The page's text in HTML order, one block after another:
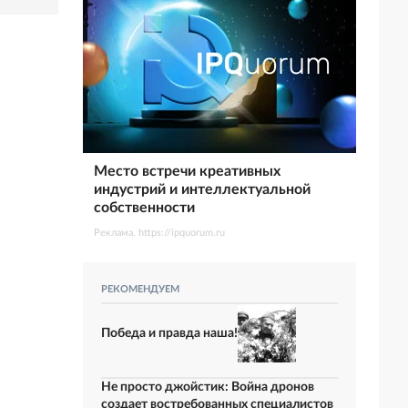
Место встречи креативных
индустрий и интеллектуальной
собственности
Реклама. https://ipquorum.ru
РЕКОМЕНДУЕМ
Победа и правда наша!
Не просто джойстик: Война дронов
создает востребованных специалистов